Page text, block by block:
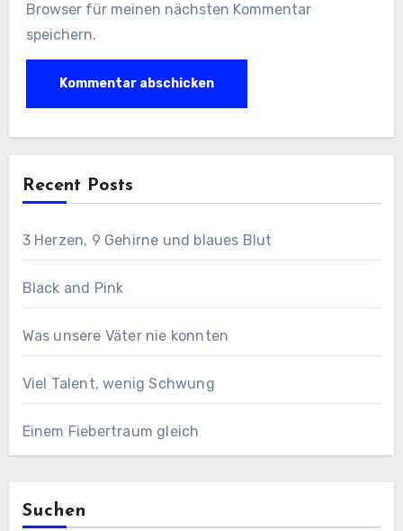
Browser für meinen nächsten Kommentar
speichern.
Recent Posts
3 Herzen, 9 Gehirne und blaues Blut
Black and Pink
Was unsere Väter nie konnten
Viel Talent, wenig Schwung
Einem Fiebertraum gleich
Suchen